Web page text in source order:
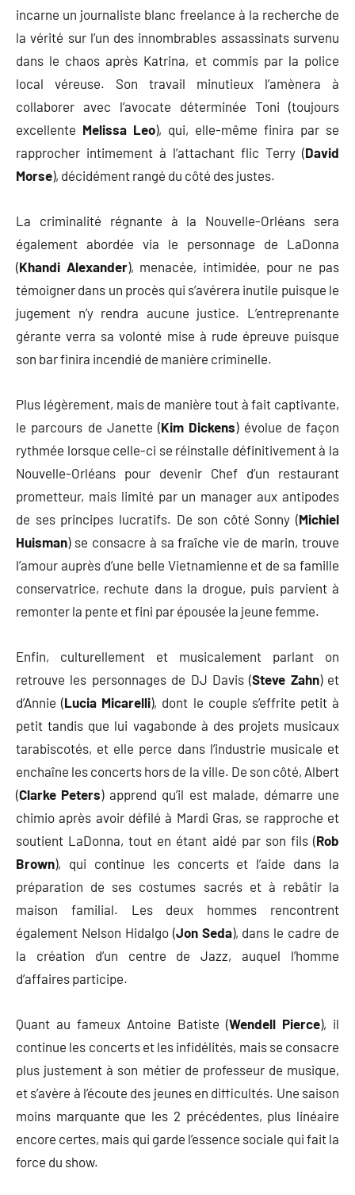
incarne un journaliste blanc freelance à la recherche de
la vérité sur l’un des innombrables assassinats survenu
dans le chaos après Katrina, et commis par la police
local véreuse. Son travail minutieux l’amènera à
collaborer avec l’avocate déterminée Toni (toujours
excellente Melissa Leo), qui, elle-même finira par se
rapprocher intimement à l’attachant flic Terry (David
Morse), décidément rangé du côté des justes.
La criminalité régnante à la Nouvelle-Orléans sera
également abordée via le personnage de LaDonna
(Khandi Alexander), menacée, intimidée, pour ne pas
témoigner dans un procès qui s’avérera inutile puisque le
jugement n’y rendra aucune justice. L’entreprenante
gérante verra sa volonté mise à rude épreuve puisque
son bar finira incendié de manière criminelle.
Plus légèrement, mais de manière tout à fait captivante,
le parcours de Janette (Kim Dickens) évolue de façon
rythmée lorsque celle-ci se réinstalle définitivement à la
Nouvelle-Orléans pour devenir Chef d’un restaurant
prometteur, mais limité par un manager aux antipodes
de ses principes lucratifs. De son côté Sonny (Michiel
Huisman) se consacre à sa fraîche vie de marin, trouve
l’amour auprès d’une belle Vietnamienne et de sa famille
conservatrice, rechute dans la drogue, puis parvient à
remonter la pente et fini par épousée la jeune femme.
Enfin, culturellement et musicalement parlant on
retrouve les personnages de DJ Davis (Steve Zahn) et
d’Annie (Lucia Micarelli), dont le couple s’effrite petit à
petit tandis que lui vagabonde à des projets musicaux
tarabiscotés, et elle perce dans l’industrie musicale et
enchaîne les concerts hors de la ville. De son côté, Albert
(Clarke Peters) apprend qu’il est malade, démarre une
chimio après avoir défilé à Mardi Gras, se rapproche et
soutient LaDonna, tout en étant aidé par son fils (Rob
Brown), qui continue les concerts et l’aide dans la
préparation de ses costumes sacrés et à rebâtir la
maison familial. Les deux hommes rencontrent
également Nelson Hidalgo (Jon Seda), dans le cadre de
la création d’un centre de Jazz, auquel l’homme
d’affaires participe.
Quant au fameux Antoine Batiste (Wendell Pierce), il
continue les concerts et les infidélités, mais se consacre
plus justement à son métier de professeur de musique,
et s’avère à l’écoute des jeunes en difficultés. Une saison
moins marquante que les 2 précédentes, plus linéaire
encore certes, mais qui garde l’essence sociale qui fait la
force du show.